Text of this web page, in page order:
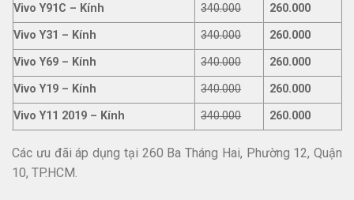
Vivo Y91C – Kính
340.000
260.000
Vivo Y31 – Kính
340.000
260.000
Vivo Y69 – Kính
340.000
260.000
Vivo Y19 – Kính
340.000
260.000
Vivo Y11 2019 – Kính
340.000 260.000
Các ưu đãi áp dụng tại 260 Ba Tháng Hai, Phường 12, Quận
10, TP.HCM.